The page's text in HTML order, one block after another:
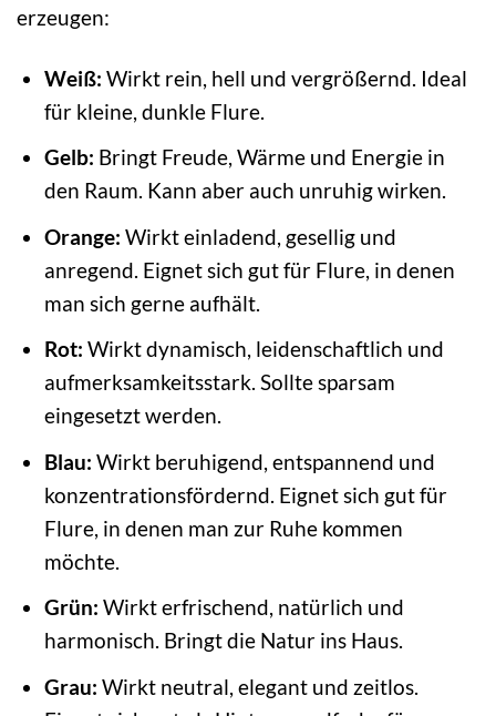
erzeugen:
Weiß: Wirkt rein, hell und vergrößernd. Ideal
für kleine, dunkle Flure.
Gelb: Bringt Freude, Wärme und Energie in
den Raum. Kann aber auch unruhig wirken.
Orange: Wirkt einladend, gesellig und
anregend. Eignet sich gut für Flure, in denen
man sich gerne aufhält.
Rot: Wirkt dynamisch, leidenschaftlich und
aufmerksamkeitsstark. Sollte sparsam
eingesetzt werden.
Blau: Wirkt beruhigend, entspannend und
konzentrationsfördernd. Eignet sich gut für
Flure, in denen man zur Ruhe kommen
möchte.
Grün: Wirkt erfrischend, natürlich und
harmonisch. Bringt die Natur ins Haus.
Grau: Wirkt neutral, elegant und zeitlos.